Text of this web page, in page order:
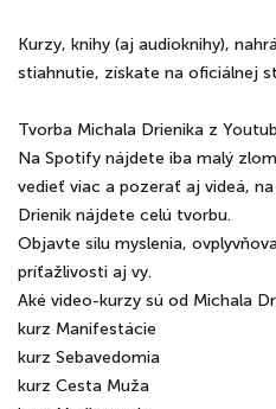
Kurzy, knihy (aj audioknihy),
stiahnutie, získate na oficiálnej
Tvorba Michala Drienika z
Na Spotify nájdete iba malý
vedieť viac a pozerať aj videá,
Drienik nájdete celú tvorbu.
Objavte silu myslenia,
príťažlivosti aj vy.
Aké video-kurzy sú od Michala
kurz Manifestácie
kurz Sebavedomia
kurz Cesta Muža